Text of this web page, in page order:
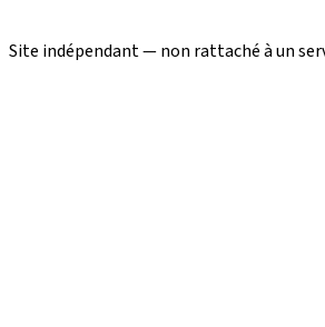
Site indépendant — non rattaché à un